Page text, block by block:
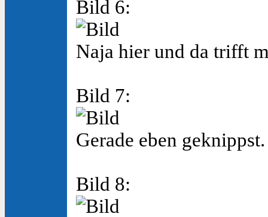
Bild 6:
Naja hier und da trifft
Bild 7:
Gerade eben
Bild 8: